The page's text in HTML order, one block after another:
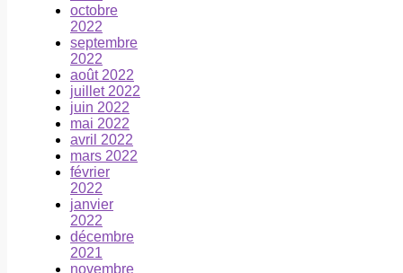
octobre
2022
septembre
2022
août 2022
juillet 2022
juin 2022
mai 2022
avril 2022
mars 2022
février
2022
janvier
2022
décembre
2021
novembre